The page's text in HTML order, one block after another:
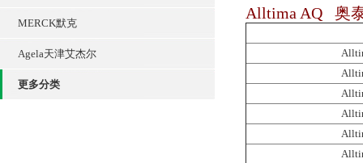
MERCK默克
Agela天津艾杰尔
更多分类
Alltima AQ 奥